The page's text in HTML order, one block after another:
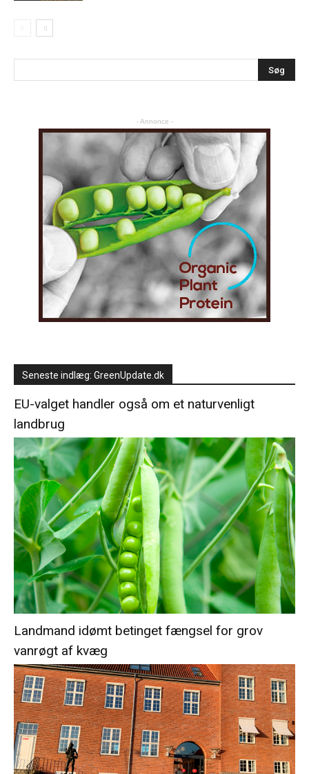
- Annonce -
Seneste indlæg: GreenUpdate.dk
EU-valget handler også om et naturvenligt
landbrug
Landmand idømt betinget fængsel for grov
vanrøgt af kvæg